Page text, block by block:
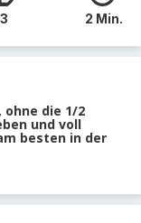
2 Min.
ohne die 1/2
und voll
besten in der